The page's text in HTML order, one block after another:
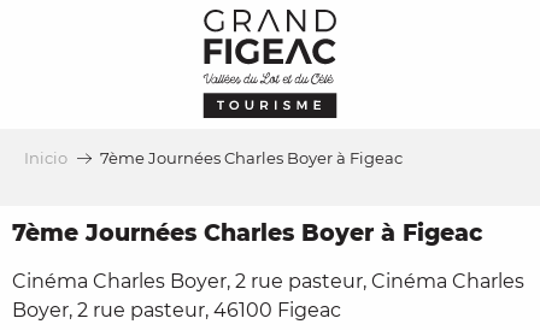
Inicio 7ème Journées Charles Boyer à Figeac
7ème Journées Charles Boyer à Figeac
Cinéma Charles Boyer, 2 rue pasteur, Cinéma Charles
Boyer, 2 rue pasteur, 46100 Figeac